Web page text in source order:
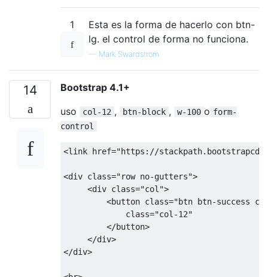
1
Esta es la forma de hacerlo con btn-
lg. el control de forma no funciona.
— Mark Swardstrom
14
Bootstrap 4.1+
uso
col-12 , btn-block , w-100 o form-
control
<link href="https://
<div class="row no-gutters">
<div class="col">
<button class="btn btn-success
             class="col-12"
</button>
</div>
</div>